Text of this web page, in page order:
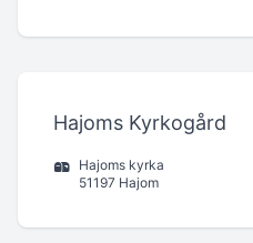
Hajoms Kyrkogård
Hajoms kyrka
51197 Hajom